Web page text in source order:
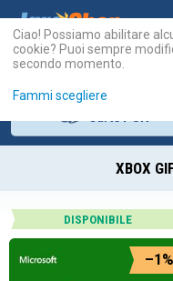
XBOX
DISPONIBILE
–1%
Ciao! Possiamo abilitare
cookie? Puoi sempre
secondo momento.
Fammi scegliere